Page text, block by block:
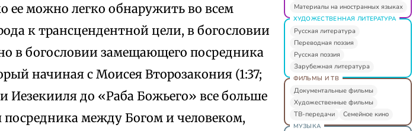
ее можно легко обнаружить во всем
к трансцендентной цели, в богословии
в богословии замещающего посредника
начиная с Моисея Второзакония (1:37;
Иезекииля до «Раба Божьего» все больше
посредника между Богом и человеком,
Материалы на иностранных языках
ХУДОЖЕСТВЕННАЯ ЛИТЕРАТУРА
Русская литература
Переводная поэзия
Русская поэзия
Зарубежная литература
ФИЛЬМЫ И ТВ
Документальные фильмы
Художественные фильмы
ТВ-передачи
Семейное кино
МУЗЫКА